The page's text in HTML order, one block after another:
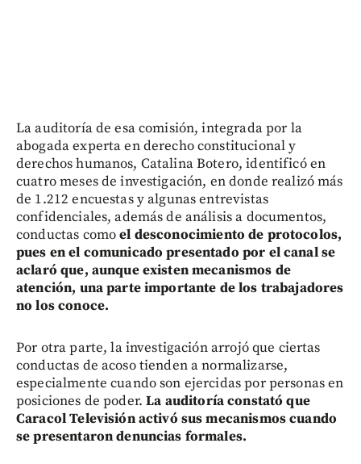
La auditoría de esa comisión, integrada por la
abogada experta en derecho constitucional y
derechos humanos, Catalina Botero, identificó en
cuatro meses de investigación, en donde realizó más
de 1.212 encuestas y algunas entrevistas
confidenciales, además de análisis a documentos,
conductas comoel desconocimiento de protocolos,
pues en el comunicado presentado por el canal se
aclaró que, aunque existen mecanismos de
atención, una parte importante de los trabajadores
no los conoce.
Por otra parte, la investigación arrojó que ciertas
conductas de acoso tienden a normalizarse,
especialmente cuando son ejercidas por personas en
posiciones de poder.La auditoría constató que
Caracol Televisión activó sus mecanismos cuando
se presentaron denuncias formales.